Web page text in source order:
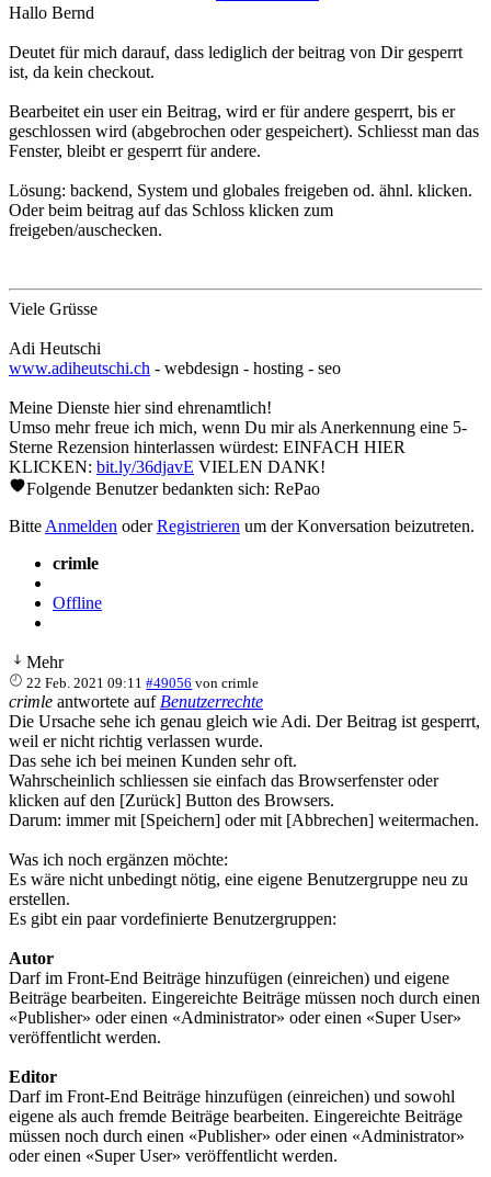
Hallo Bernd
Deutet für mich darauf, dass lediglich der beitrag von Dir gesperrt
ist, da kein checkout.
Bearbeitet ein user ein Beitrag, wird er für andere gesperrt, bis er
geschlossen wird (abgebrochen oder gespeichert). Schliesst man das
Fenster, bleibt er gesperrt für andere.
Lösung: backend, System und globales freigeben od. ähnl. klicken.
Oder beim beitrag auf das Schloss klicken zum
freigeben/auschecken.
Viele Grüsse
Adi Heutschi
www.adiheutschi.ch - webdesign - hosting - seo
Meine Dienste hier sind ehrenamtlich!
Umso mehr freue ich mich, wenn Du mir als Anerkennung eine 5-
Sterne Rezension hinterlassen würdest: EINFACH HIER
KLICKEN: bit.ly/36djavE VIELEN DANK!
Folgende Benutzer bedankten sich: RePao
Bitte Anmelden oderRegistrieren um der Konversation beizutreten.
crimle
Offline
Mehr
22 Feb. 2021 09:11 #49056 voncrimle
crimle antwortete auf Benutzerrechte
Die Ursache sehe ich genau gleich wie Adi. Der Beitrag ist gesperrt,
weil er nicht richtig verlassen wurde.
Das sehe ich bei meinen Kunden sehr oft.
Wahrscheinlich schliessen sie einfach das Browserfenster oder
klicken auf den [Zurück] Button des Browsers.
Darum: immer mit [Speichern] oder mit [Abbrechen] weitermachen.
Was ich noch ergänzen möchte:
Es wäre nicht unbedingt nötig, eine eigene Benutzergruppe neu zu
erstellen.
Es gibt ein paar vordefinierte Benutzergruppen:
Autor
Darf im Front-End Beiträge hinzufügen (einreichen) und eigene
Beiträge bearbeiten. Eingereichte Beiträge müssen noch durch einen
«Publisher» oder einen «Administrator» oder einen «Super User»
veröffentlicht werden.
Editor
Darf im Front-End Beiträge hinzufügen (einreichen) und sowohl
eigene als auch fremde Beiträge bearbeiten. Eingereichte Beiträge
müssen noch durch einen «Publisher» oder einen «Administrator»
oder einen «Super User» veröffentlicht werden.